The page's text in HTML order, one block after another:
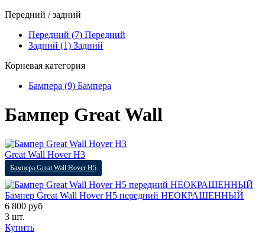
Передний / задний
Передний (7) Передний
Задний (1) Задний
Корневая категория
Бампера (9) Бампера
Бампер Great Wall
Great Wall Hover H3
Бампера Great Wall Hover H5
Бампер Great Wall Hover H5 передний НЕОКРАШЕННЫЙ
6 800 руб
3 шт.
Купить